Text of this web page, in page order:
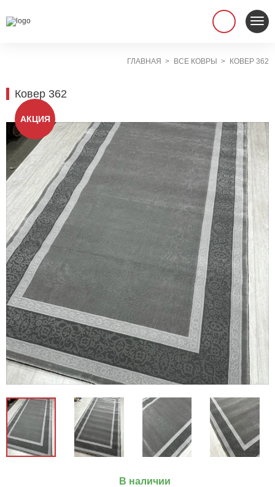
ГЛАВНАЯ ВСЕ КОВРЫ КОВЕР 362
Ковер 362
АКЦИЯ
В наличии